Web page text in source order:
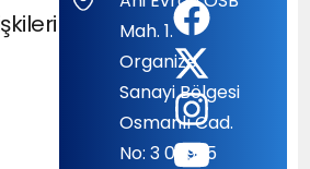
Mah. 1.
Organize
Sanayi Bölgesi
Osmanlı Cad.
No: 3 06935